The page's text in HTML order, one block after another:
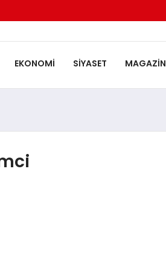
EKONOMI SIYASET MAGAZIN